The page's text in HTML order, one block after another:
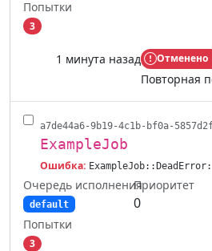
Попытки
3
1 минута назад Отменено
Повторная
a7de44a6-9b19-4c1b-bf0a-
ExampleJob
Ошибка:
Очередь исполнения
default
Приоритет
0
Попытки
3